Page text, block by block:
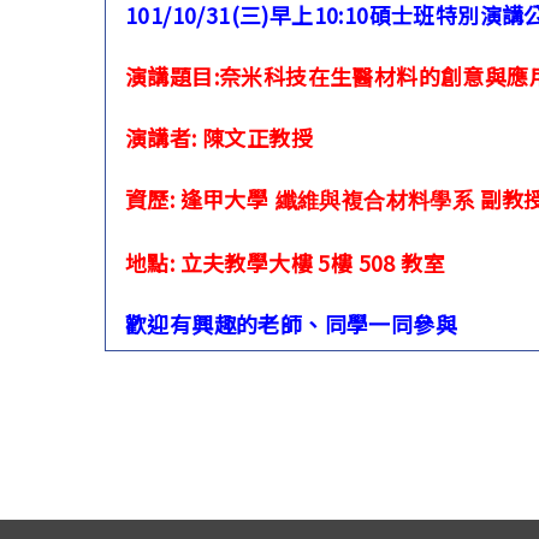
101/10/31(三)早上10:10碩士班特別演講
演講題目:奈米科技在生醫材料的創意與應
演講者: 陳文正教授
資歷: 逢甲大學 纖維與複合材料學系 副教
地點: 立夫教學大樓 5樓 508 教室
歡迎有興趣的老師、同學一同參與